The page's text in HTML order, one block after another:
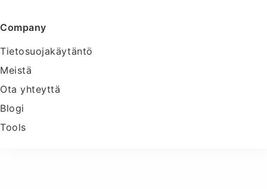
Company
Tietosuojakäytäntö
Meistä
Ota yhteyttä
Blogi
Tools